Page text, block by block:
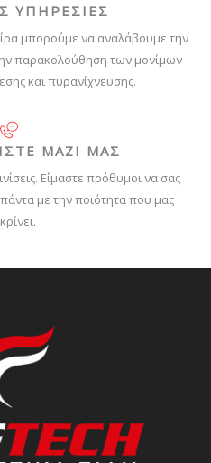
ΥΠΗΡΕΣΙΕΣ
μπορούμε να αναλάβουμε την
παρακολούθηση των μονίμων
και πυρανίχνευσης.
ΜΑΖΙ ΜΑΣ
Είμαστε πρόθυμοι να σας
με την ποιότητα που μας